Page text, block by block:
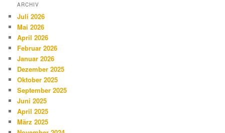
ARCHIV
Juli 2026
Mai 2026
April 2026
Februar 2026
Januar 2026
Dezember 2025
Oktober 2025
September 2025
Juni 2025
April 2025
März 2025